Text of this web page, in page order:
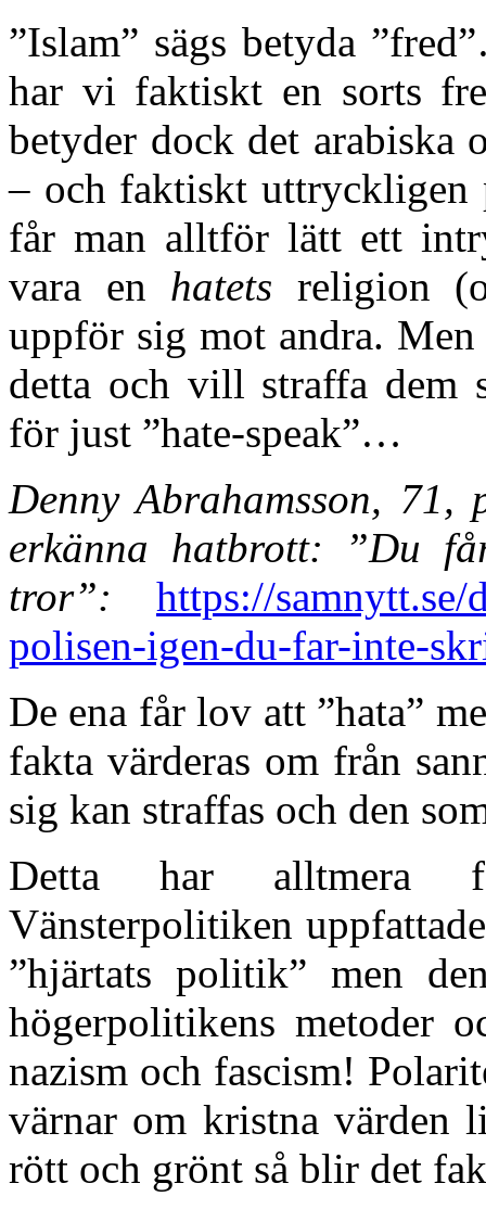
”Islam” sägs betyda
har vi faktiskt en sorts
betyder dock det arabiska
– och faktiskt uttryckligen
får man alltför lätt ett
vara en hatets religion
uppför sig mot andra.
detta och vill straffa dem
för just ”hate-speak”…
Denny Abrahamsson,
erkänna hatbrott: ”Du
tror”: https://
polisen-igen-du-far-inte-
De ena får lov att ”hata”
fakta värderas om från
sig kan straffas och den
Detta har alltmera
Vänsterpolitiken
”hjärtats politik” men
högerpolitikens metoder
nazism och fascism!
värnar om kristna värden
rött och grönt så blir det